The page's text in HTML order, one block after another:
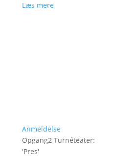
Læs mere
Anmeldelse
Opgang2 Turnéteater:
'Pres'